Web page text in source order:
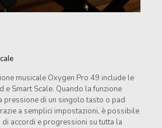
musicale Oxygen Pro 49 include le
e Smart Scale. Quando la funzione
pressione di un singolo tasto o pad
a semplici impostazioni, è possibile
accordi e progressioni su tutta la